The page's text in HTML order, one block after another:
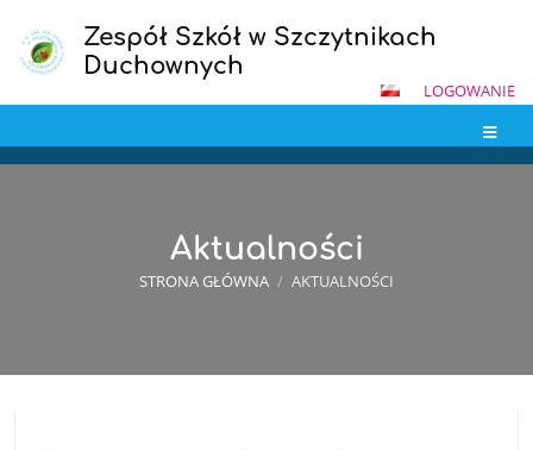
Zespół Szkół w Szczytnikach
Duchownych
LOGOWANIE
Aktualności
STRONA GŁÓWNA / AKTUALNOŚCI